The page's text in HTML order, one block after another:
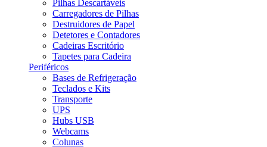
Pilhas Descartáveis
Carregadores de Pilhas
Destruidores de Papel
Detetores e Contadores
Cadeiras Escritório
Tapetes para Cadeira
Periféricos
Bases de Refrigeração
Teclados e Kits
Transporte
UPS
Hubs USB
Webcams
Colunas